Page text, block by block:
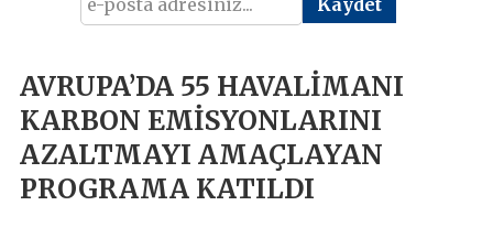
AVRUPA’DA 55 HAVALİMANI
KARBON EMİSYONLARINI
AZALTMAYI AMAÇLAYAN
PROGRAMA KATILDI